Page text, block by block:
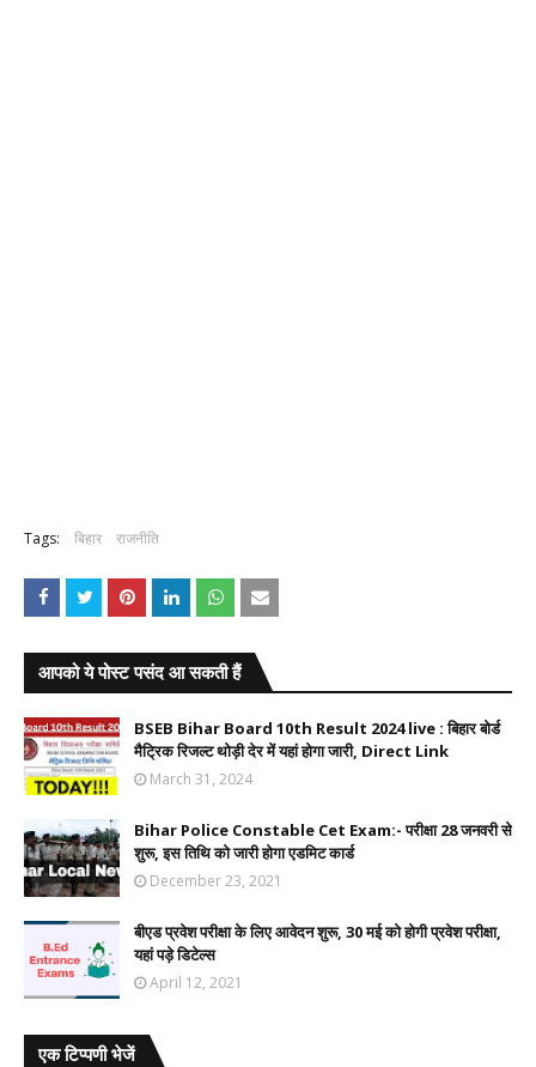
Tags: बिहार राजनीति
आपको ये पोस्ट पसंद आ सकती हैं
BSEB Bihar Board 10th Result 2024 live : बिहार बोर्ड
मैट्रिक रिजल्ट थोड़ी देर में यहां होगा जारी, Direct Link
March 31, 2024
Bihar Police Constable Cet Exam:- परीक्षा 28 जनवरी से
शुरू, इस तिथि को जारी होगा एडमिट कार्ड
December 23, 2021
बीएड प्रवेश परीक्षा के लिए आवेदन शुरू, 30 मई को होगी प्रवेश परीक्षा,
यहां पड़े डिटेल्स
April 12, 2021
एक टिप्पणी भेजें